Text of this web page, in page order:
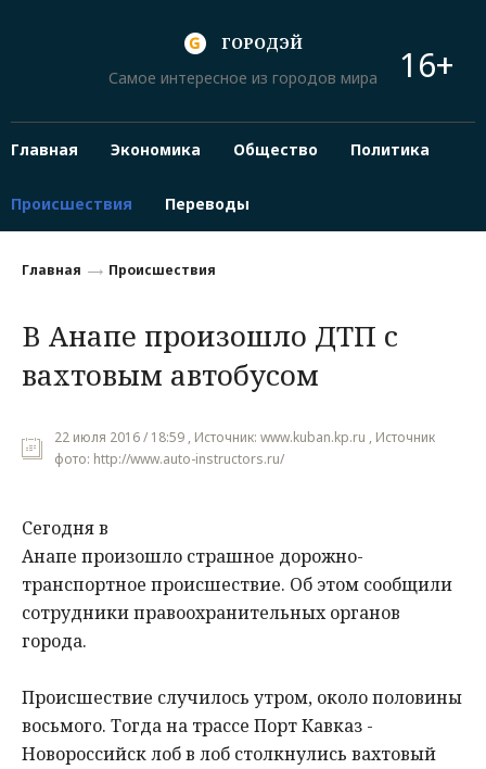
ГОРОДЭЙ
Самое интересное из городов мира
16+
Главная Экономика Общество Политика
Происшествия Переводы
Главная Происшествия
В Анапе произошло ДТП с
вахтовым автобусом
22 июля 2016 / 18:59 , Источник: www.kuban.kp.ru , Источник
фото: http://www.auto-instructors.ru/
Сегодня в
Анапе произошло страшное дорожно-
транспортное происшествие. Об этом сообщили
сотрудники правоохранительных органов
города.
Происшествие случилось утром, около половины
восьмого. Тогда на трассе Порт Кавказ -
Новороссийск лоб в лоб столкнулись вахтовый